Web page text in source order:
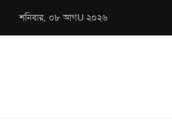
শনিবার, ০৮ আগU ২০২৬